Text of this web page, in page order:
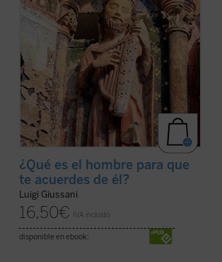
¿Qué es el hombre para que
te acuerdes de él?
Luigi Giussani
16,50€ IVA incluido
disponible en ebook: